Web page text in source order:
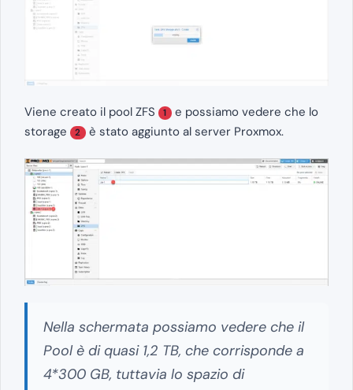
Viene creato il pool ZFS 1 e possiamo vedere che lo
storage
2 è stato aggiunto al server Proxmox.
Nella schermata possiamo vedere che il
Pool è di quasi 1,2 TB, che corrisponde a
4*300 GB, tuttavia lo spazio di